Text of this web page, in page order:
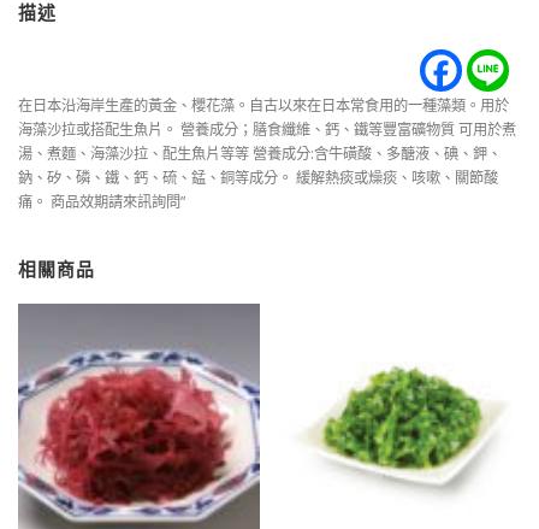
描述
在日本沿海岸生產的黃金、櫻花藻。自古以來在日本常食用的一種藻類。用於
海藻沙拉或搭配生魚片。 營養成分；膳食纖維、鈣、鐵等豐富礦物質 可用於煮
湯、煮麵、海藻沙拉、配生魚片等等 營養成分:含牛磺酸、多醣液、碘、鉀、
鈉、矽、磷、鐵、鈣、硫、錳、銅等成分。 緩解熱痰或燥痰、咳嗽、關節酸
痛。 商品效期請來訊詢問”
相關商品